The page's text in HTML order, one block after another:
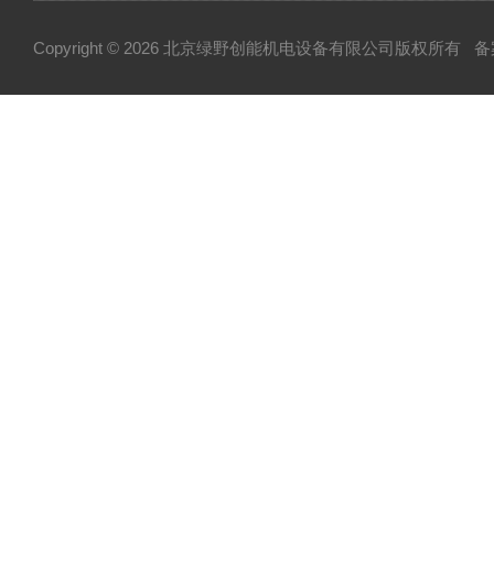
Copyright © 2026 北京绿野创能机电设备有限公司版权所有 备